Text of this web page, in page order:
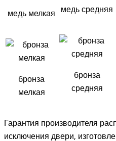
медь мелкая медь средняя
бронза
мелкая
бронза
средняя
Гарантия производителя
исключения двери,